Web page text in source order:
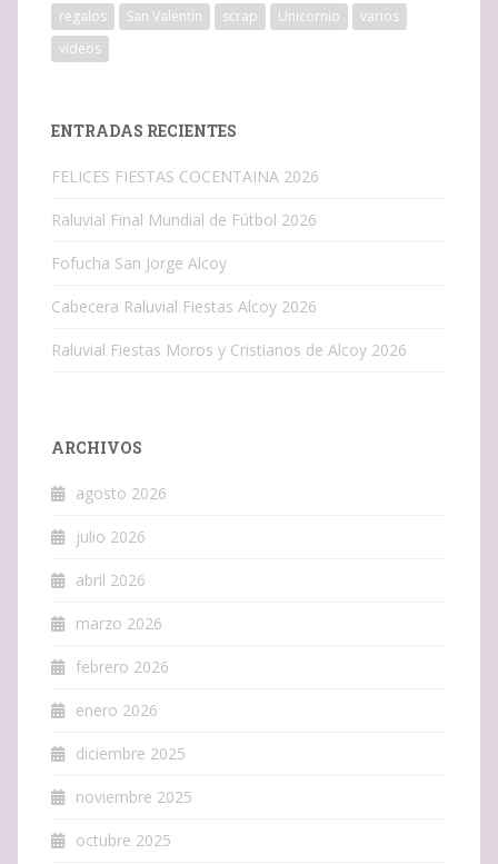
regalos
San Valentín scrap Unicornio
varios
vídeos
ENTRADAS RECIENTES
FELICES FIESTAS COCENTAINA 2026
Raluvial Final Mundial de Fútbol 2026
Fofucha San Jorge Alcoy
Cabecera Raluvial Fiestas Alcoy 2026
Raluvial Fiestas Moros y Cristianos de Alcoy 2026
ARCHIVOS
agosto 2026
julio 2026
abril 2026
marzo 2026
febrero 2026
enero 2026
diciembre 2025
noviembre 2025
octubre 2025